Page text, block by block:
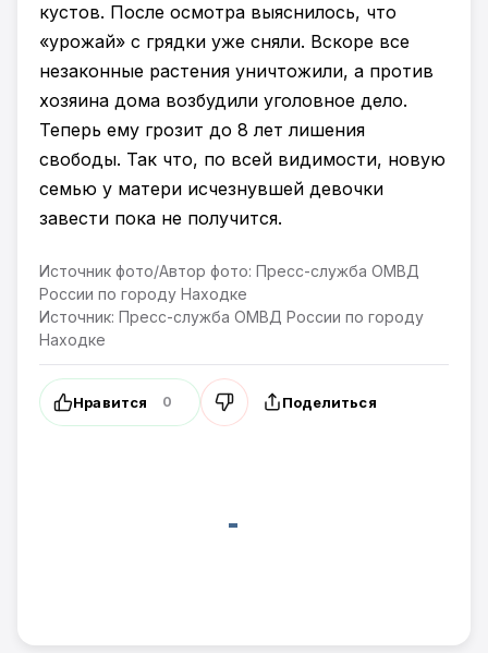
кустов. После осмотра выяснилось, что
«урожай» с грядки уже сняли. Вскоре все
незаконные растения уничтожили, а против
хозяина дома возбудили уголовное дело.
Теперь ему грозит до 8 лет лишения
свободы. Так что, по всей видимости, новую
семью у матери исчезнувшей девочки
завести пока не получится.
Источник фото/Автор фото: Пресс-служба ОМВД
России по городу Находке
Источник: Пресс-служба ОМВД России по городу
Находке
Нравится 0 Поделиться